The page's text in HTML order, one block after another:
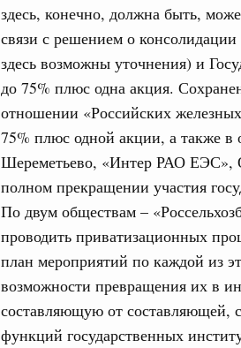
здесь, конечно, должна быть,
связи с решением о консолидации
здесь возможны уточнения) и
до 75% плюс одна акция.
отношении «Российских
75% плюс одной акции, а также в
Шереметьево, «Интер РАО ЕЭС»,
полном прекращении участия
По двум обществам –
проводить приватизационных
план мероприятий по каждой из
возможности превращения их в
составляющую от составляющей,
функций государственных